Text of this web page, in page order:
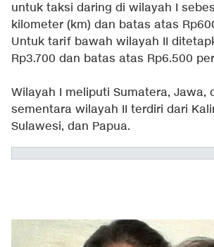
untuk taksi daring di wilayah I
kilometer (km) dan batas atas
Untuk tarif bawah wilayah II
Rp3.700 dan batas atas Rp6.500
Wilayah I meliputi Sumatera, Jawa,
sementara wilayah II terdiri dari
Sulawesi, dan Papua.